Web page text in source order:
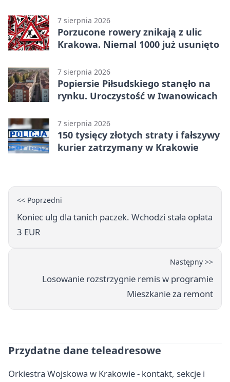
7 sierpnia 2026
Porzucone rowery znikają z ulic
Krakowa. Niemal 1000 już usunięto
7 sierpnia 2026
Popiersie Piłsudskiego stanęło na
rynku. Uroczystość w Iwanowicach
7 sierpnia 2026
150 tysięcy złotych straty i fałszywy
kurier zatrzymany w Krakowie
<< Poprzedni
Koniec ulg dla tanich paczek. Wchodzi stała opłata
3 EUR
Następny >>
Losowanie rozstrzygnie remis w programie
Mieszkanie za remont
Przydatne dane teleadresowe
Orkiestra Wojskowa w Krakowie - kontakt, sekcje i